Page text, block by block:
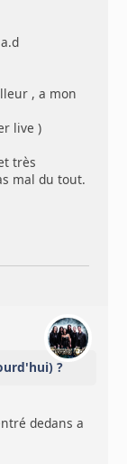
, a mon
live )
très
mal du tout.
?
dedans a